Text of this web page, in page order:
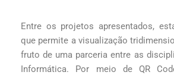
Entre os projetos apresentados,
que permite a visualização
fruto de uma parceria entre as
Informática. Por meio de QR